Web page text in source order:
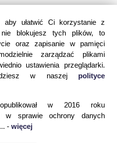
aby ułatwić Ci korzystanie z
blokujesz tych plików, to
oraz zapisanie w pamięci
zarządzać plikami
ustawienia przeglądarki.
w naszej polityce
w 2016 roku
w sprawie ochrony danych
- więcej